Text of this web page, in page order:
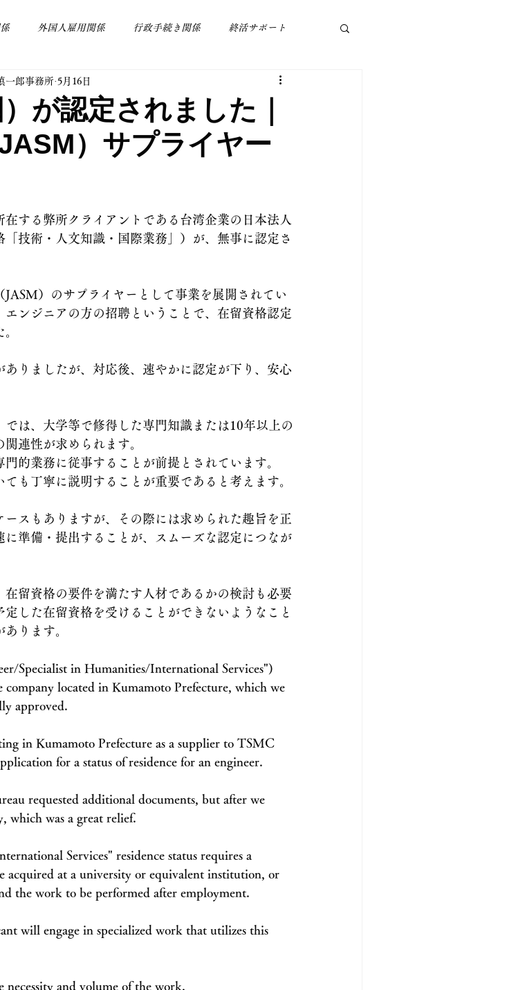
外国人雇用関係 行政手続き関係 終活サポート
関係
が認定されました｜
）サプライヤー
一郎事務所 5月16日
する弊所クライアントである台湾企業の日本法人
技術・人文知識・国際業務」）が、無事に認定さ
）のサプライヤーとして事業を展開されてい
ンジニアの方の招聘ということで、在留資格認定
りましたが、対応後、速やかに認定が下り、安心
は、大学等で修得した専門知識または10年以上の
連性が求められます。
的業務に従事することが前提とされています。
も丁寧に説明することが重要であると考えます。
スもありますが、その際には求められた趣旨を正
準備・提出することが、スムーズな認定につなが
留資格の要件を満たす人材であるかの検討も必要
した在留資格を受けることができないようなこと
ります。
Specialist in Humanities/International Services")
company located in Kumamoto Prefecture, which we
approved.
in Kumamoto Prefecture as a supplier to TSMC
for a status of residence for an engineer.
requested additional documents, but after we
which was a great relief.
Services" residence status requires a
acquired at a university or equivalent institution, or
the work to be performed after employment.
will engage in specialized work that utilizes this
and volume of the work.